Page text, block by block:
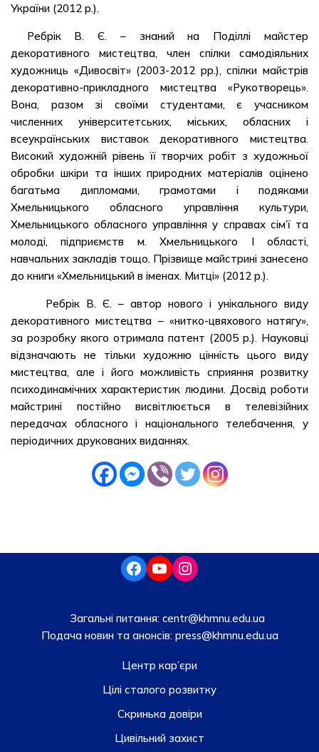
України (2012 р.).
Ребрік В. Є. – знаний на Поділлі майстер
декоративного мистецтва, член спілки самодіяльних
художниць «Дивосвіт» (2003-2012 рр.), спілки майстрів
декоративно-прикладного мистецтва «Рукотворець».
Вона, разом зі своїми студентами, є учасником
численних університетських, міських, обласних і
всеукраїнських виставок декоративного мистецтва.
Високий художній рівень її творчих робіт з художньої
обробки шкіри та інших природних матеріалів оцінено
багатьма дипломами, грамотами і подяками
Хмельницького обласного управління культури,
Хмельницького обласного управління у справах сім’ї та
молоді, підприємств м. Хмельницького І області,
навчальних закладів тощо. Прізвище майстрині занесено
до книги «Хмельницький в іменах. Митці» (2012 р.).
Ребрік В. Є. – автор нового і унікального виду
декоративного мистецтва – «нитко-цвяхового натягу»,
за розробку якого отримала патент (2005 р.). Науковці
відзначають не тільки художню цінність цього виду
мистецтва, але і його можливість сприяння розвитку
психодинамічних характеристик людини. Досвід роботи
майстрині постійно висвітлюється в телевізійних
передачах обласного і національного телебачення, у
періодичних друкованих виданнях.
Загальні питання: centr@khmnu.edu.ua
Подача новин та анонсів:press@khmnu.edu.ua
Центр кар’єри
Цілі сталого розвитку
Скринька довiри
Цивільний захист